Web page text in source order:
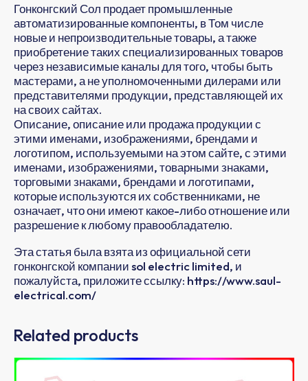
Гонконгский Сол продает промышленные
автоматизированные компоненты, в Том числе
новые и непроизводительные товары, а также
приобретение таких специализированных товаров
через независимые каналы для того, чтобы быть
мастерами, а не уполномоченными дилерами или
представителями продукции, представляющей их
на своих сайтах.
Описание, описание или продажа продукции с
этими именами, изображениями, брендами и
логотипом, используемыми на этом сайте, с этими
именами, изображениями, товарными знаками,
торговыми знаками, брендами и логотипами,
которые используются их собственниками, не
означает, что они имеют какое-либо отношение или
разрешение к любому правообладателю.
Эта статья была взята из официальной сети
гонконгской компании sol electric limited, и
пожалуйста, приложите ссылку: https://www.saul-
electrical.com/
Related products